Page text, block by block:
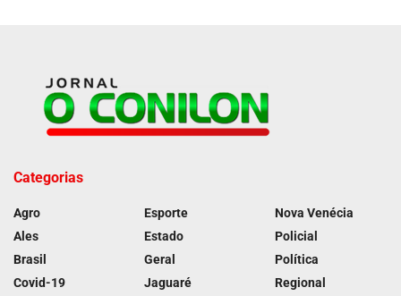
Categorias
Agro
Ales
Brasil
Covid-19
Esporte
Estado
Geral
Jaguaré
Nova Venécia
Policial
Política
Regional